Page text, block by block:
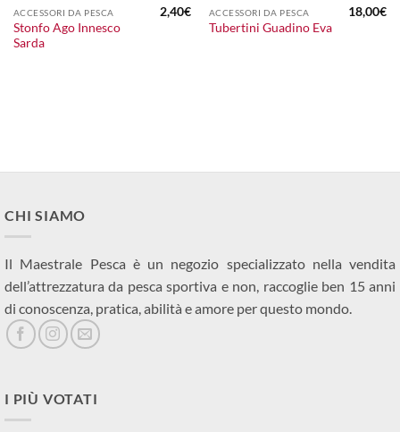
ACCESSORI DA PESCA
Stonfo Ago Innesco
Sarda
2,40€ ACCESSORI DA PESCA
Tubertini Guadino Eva
18,00€
CHI SIAMO
Il Maestrale Pesca è un negozio specializzato nella vendita
dell’attrezzatura da pesca sportiva e non, raccoglie ben 15 anni
di conoscenza, pratica, abilità e amore per questo mondo.
I PIÙ VOTATI